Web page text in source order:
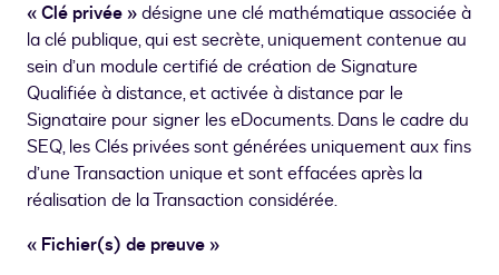
« Clé privée »désigne une clé mathématique associée à
la clé publique, qui est secrète, uniquement contenue au
sein d’un module certifié de création de Signature
Qualifiée à distance, et activée à distance par le
Signataire pour signer les eDocuments. Dans le cadre du
SEQ, les Clés privées sont générées uniquement aux fins
d’une Transaction unique et sont effacées après la
réalisation de la Transaction considérée.
« Fichier(s) de preuve »